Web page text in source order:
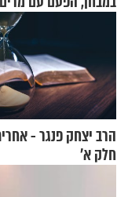
הרב יצחק פנגר -
חלק א’